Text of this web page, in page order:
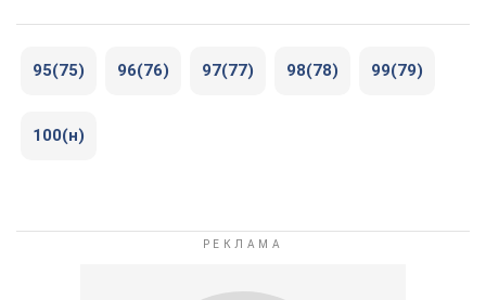
95(75) 96(76) 97(77) 98(78) 99(79)
100(н)